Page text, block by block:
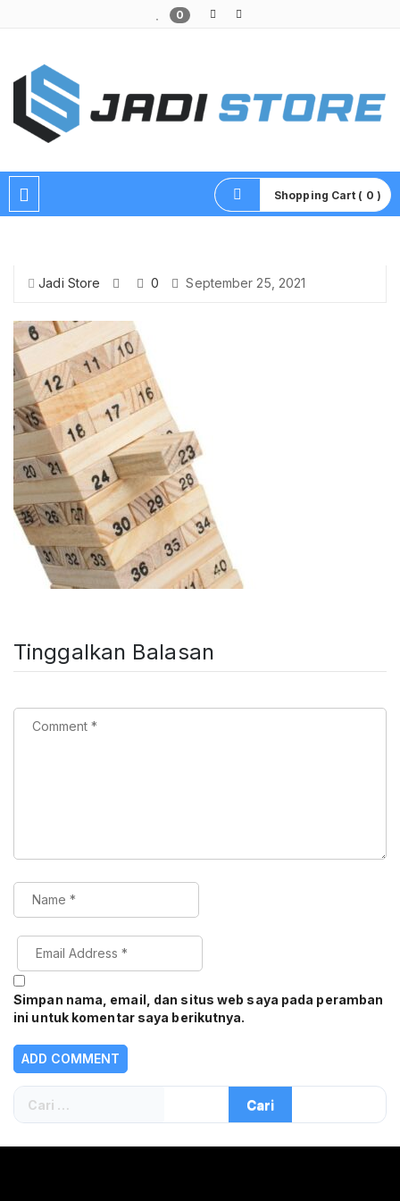
0
Shopping Cart ( 0 )
Jadi Store 0 September 25, 2021
Tinggalkan Balasan
Simpan nama, email, dan situs web saya pada peramban
ini untuk komentar saya berikutnya.
Cari
untuk: